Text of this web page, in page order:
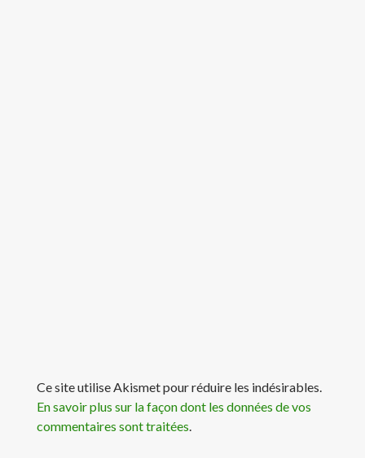
Ce site utilise Akismet pour réduire les indésirables.
En savoir plus sur la façon dont les données de vos
commentaires sont traitées.